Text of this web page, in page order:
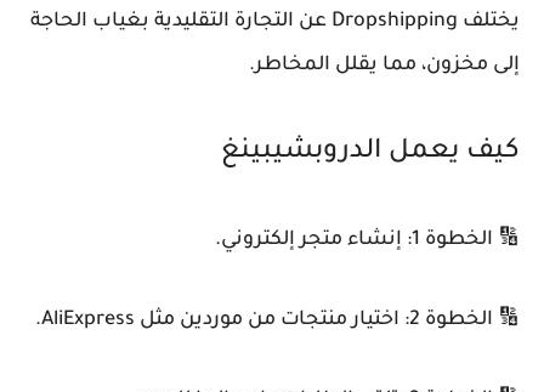
يختلف Dropshipping عن التجارة التقليدية بغياب الحاجة
إلى مخزون، مما يقلل المخاطر.
كيف يعمل الدروبشيبينغ
🔢 الخطوة 1: إنشاء متجر إلكتروني.
🔢 الخطوة 2: اختيار منتجات من موردين مثل AliExpress.